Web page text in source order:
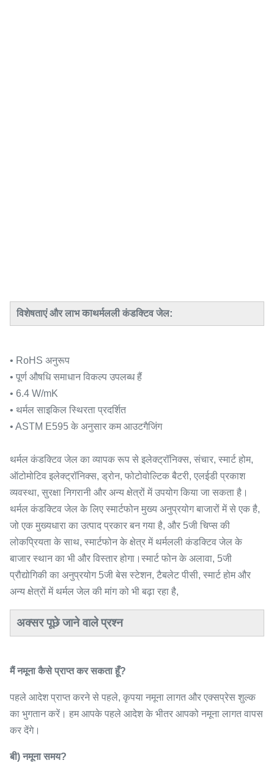
विशेषताएं और लाभकाथर्मलली कंडक्टिव जेल:
• RoHS अनुरूप
• पूर्ण औषधि समाधान विकल्प उपलब्ध हैं
• 6.4 W/mK
• थर्मल साइकिल स्थिरता प्रदर्शित
• ASTM E595 के अनुसार कम आउटगैजिंग
थर्मल कंडक्टिव जेल का व्यापक रूप से इलेक्ट्रॉनिक्स, संचार, स्मार्ट होम,
ऑटोमोटिव इलेक्ट्रॉनिक्स, ड्रोन, फोटोवोल्टिक बैटरी, एलईडी प्रकाश
व्यवस्था, सुरक्षा निगरानी और अन्य क्षेत्रों में उपयोग किया जा सकता है।
थर्मल कंडक्टिव जेल के लिए स्मार्टफोन मुख्य अनुप्रयोग बाजारों में से एक है,
जो एक मुख्यधारा का उत्पाद प्रकार बन गया है, और 5जी चिप्स की
लोकप्रियता के साथ, स्मार्टफोन के क्षेत्र में थर्मलली कंडक्टिव जेल के
बाजार स्थान का भी और विस्तार होगा।स्मार्ट फोन के अलावा, 5जी
प्रौद्योगिकी का अनुप्रयोग 5जी बेस स्टेशन, टैबलेट पीसी, स्मार्ट होम और
अन्य क्षेत्रों में थर्मल जेल की मांग को भी बढ़ा रहा है,
अक्सर पूछे जाने वाले प्रश्न
मैं नमूना कैसे प्राप्त कर सकता हूँ?
पहले आदेश प्राप्त करने से पहले, कृपया नमूना लागत और एक्सप्रेस शुल्क
का भुगतान करें। हम आपके पहले आदेश के भीतर आपको नमूना लागत वापस
कर देंगे।
बी) नमूना समय?